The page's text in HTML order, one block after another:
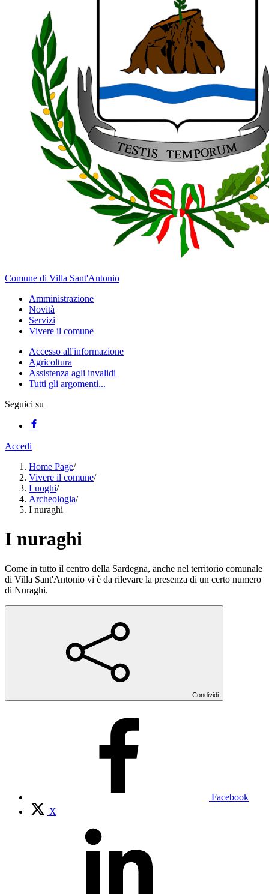
Comune di Villa Sant'Antonio
Amministrazione
Novità
Servizi
Vivere il comune
Accesso all'informazione
Agricoltura
Assistenza agli invalidi
Tutti gli argomenti...
Seguici su
Accedi
Home Page/
Vivere il comune/
Luoghi/
Archeologia/
I nuraghi
I nuraghi
Come in tutto il centro della Sardegna, anche nel territorio comunale
di Villa Sant'Antonio vi è da rilevare la presenza di un certo numero
di Nuraghi.
Condividi
Facebook
X